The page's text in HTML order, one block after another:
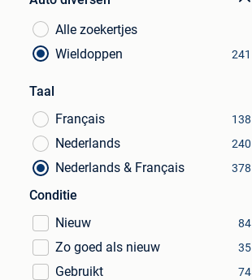
Alle zoekertjes
Wieldoppen
241
Taal
Français
138
Nederlands 240
Nederlands & Français 378
Conditie
Nieuw
84
Zo goed als nieuw 35
Gebruikt 74